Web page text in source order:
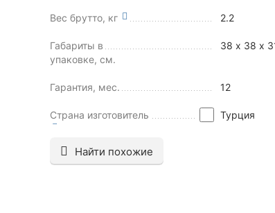
Вес брутто, кг 2.2
Габариты в
упаковке, см.
38 х 38 х
Гарантия, мес. 12
Страна изготовитель Турция
Найти похожие